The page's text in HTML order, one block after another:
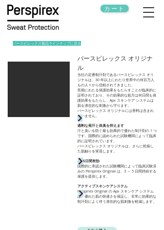
カート
パースピレックス製品ラインナップに戻る
パースピレックス オリジナ
ル
当社の定番制汗剤であるパースピレックス オリ
ジナルは、30 年以上にわたり世界中の何百万人
もの人々から信頼されてきました。
長期にわたる保護効果をもたらすことが臨床的に
証明されており、その効果的な処方は何日間も保
護効果をもたらし、Apx スキンケア システムは
肌を潜在的な刺激から守ります。
パースピレックス オリジナルには香料は含まれ
ていません。
過剰な発汗と体臭を抑えます
汗と臭いを防ぐ最も効果的で優れた制汗剤の 1 つ
です。国際的に認められた試験機関によって臨床
的に証明されています。
パースピレックス オリジナルは、さらに乾燥し
た肌触りを実現します。
3～5日間有効
国際的に承認された試験機関によって臨床試験済
みの Perspirex Original は、3 ～ 5 日間持続する
保護を提供します。
アクティブスキンケアシステム
Perspirex Original の Apx スキンケア システム
は、優れた肌の快適さを保証し、非常に効果的な
制汗剤によく伴う潜在的な肌刺激を軽減します。